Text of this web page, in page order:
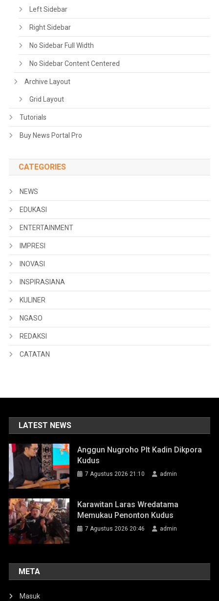
Left Sidebar
Right Sidebar
No Sidebar Full Width
No Sidebar Content Centered
Archive Layout
Grid Layout
Tutorials
Buy News Portal Pro
CATEGORIES
NEWS
EDUKASI
ENTERTAINMENT
IMPRESI
INOVASI
INSPIRASIANA
KULINER
NGASO
REDAKSI
CATATAN
LATEST NEWS
Anggun Nugroho Plt Kadin Dikpora
Kudus
7 Agustus 2026 21:10 admin
Karawitan Laras Wredatama
Memukau Penonton Kudus
7 Agustus 2026 20:46 admin
META
Masuk